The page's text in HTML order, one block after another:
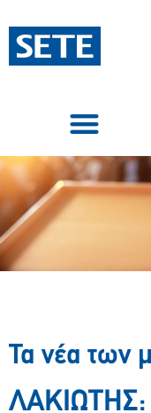
Τα νέα των
ΛΑΚΙΩΤΗΣ: